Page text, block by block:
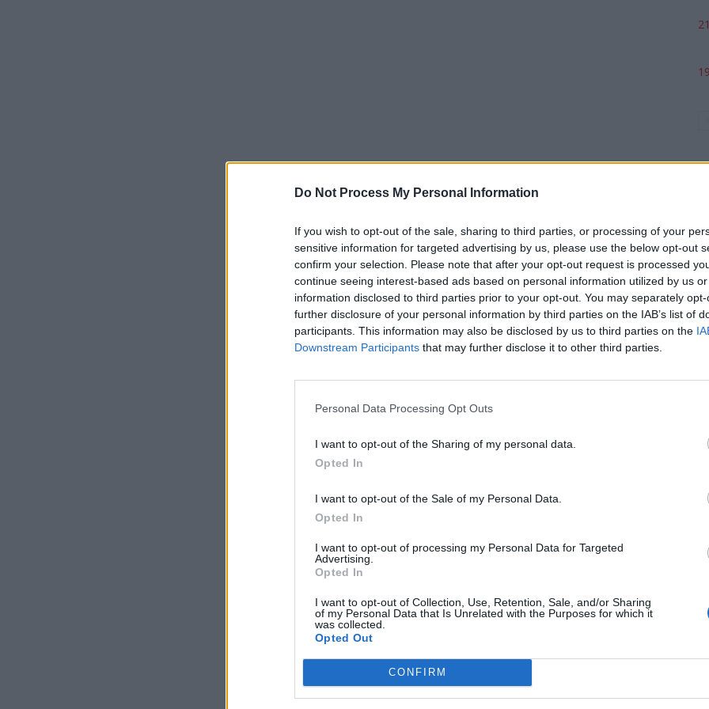
Do Not Process My Personal Information
If you wish to opt-out of the sale, sharing to third parties, or processing of your
sensitive information for targeted advertising by us, please use the below opt-out
confirm your selection. Please note that after your opt-out request is processed
continue seeing interest-based ads based on personal information utilized by us
information disclosed to third parties prior to your opt-out. You may separately
further disclosure of your personal information by third parties on the IAB’s list of
participants. This information may also be disclosed by us to third parties on the
Downstream Participants that may further disclose it to other third parties.
Personal Data Processing Opt Outs
I want to opt-out of the Sharing of my personal data.
Opted In
I want to opt-out of the Sale of my Personal Data.
Opted In
I want to opt-out of processing my Personal Data for Targeted
Advertising.
Opted In
I want to opt-out of Collection, Use, Retention, Sale, and/or Sharing
of my Personal Data that Is Unrelated with the Purposes for which it
was collected.
Opted Out
CONFIRM